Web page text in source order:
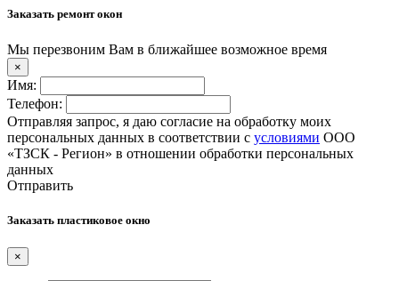
Заказать ремонт окон
Мы перезвоним Вам в ближайшее возможное время
×
Имя:
Телефон:
Отправляя запрос, я даю согласие на обработку моих
персональных данных в соответствии с условиями ООО
«ТЗСК - Регион» в отношении обработки персональных
данных
Отправить
Заказать пластиковое окно
×